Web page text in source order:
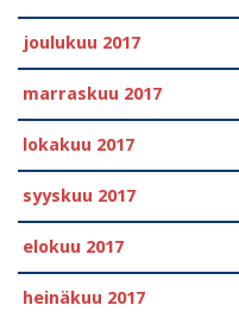
joulukuu 2017
marraskuu 2017
lokakuu 2017
syyskuu 2017
elokuu 2017
heinäkuu 2017